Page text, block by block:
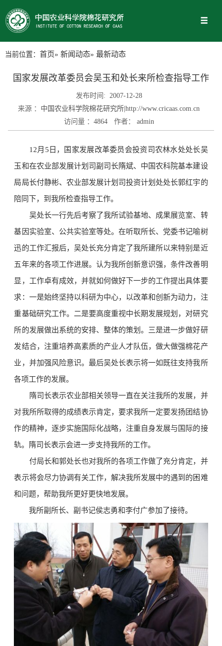
当前位置： 首页» 新闻动态» 最新动态
国家发展改革委员会吴玉和处长来所检查指导工作
发布时间:
2007-12-28
来源 ： 中国农业科学院棉花研究所|http://www.cricaas.com.cn
访问量 ：4864 作者： admin
12月5日，国家发展改革委员会投资司农林水处处长吴
玉和在农业部发展计划司副司长隋斌、中国农科院基本建设
局局长付静彬、农业部发展计划司投资计划处处长郭红宇的
陪同下，到我所检查指导工作。
吴处长一行先后考察了我所试验基地、成果展览室、转
基因实验室、公共实验室等处。在听取所长、党委书记喻树
迅的工作汇报后，吴处长充分肯定了我所建所以来特别是近
五年来的各项工作进展。认为我所创新意识强，条件改善明
显，工作卓有成效，并就如何做好下一步的工作提出具体要
求：一是始终坚持以科研为中心，以改革和创新为动力，注
重基础研究工作。二是要高度重视中长期发展规划，对研究
所的发展做出系统的安排、整体的策划。三是进一步做好研
发结合，注重培养高素质的产业人才队伍，做大做强棉花产
业，并加强风险意识。最后吴处长表示将一如既往支持我所
各项工作的发展。
隋司长表示农业部相关领导一直在关注我所的发展，并
对我所所取得的成绩表示肯定，要求我所一定要发扬团结协
作的精神，逐步实施国际化战略，注重自身发展与国际的接
轨。隋司长表示会进一步支持我所的工作。
付局长和郭处长也对我所的各项工作做了充分肯定，并
表示将会尽力协调有关工作，解决我所发展中的遇到的困难
和问题，帮助我所更好更快地发展。
我所副所长、副书记侯志勇和李付广参加了接待。